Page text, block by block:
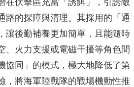
在伏擊區充當「誘餌」，引誘敵
路的探障與清理。其採用的「通
讓後勤補養更加簡單，且能隨時
、火力支援或電磁干擾等角色間
協同」的模式，極大地降低了第
，將海軍陸戰隊的戰場機動性推